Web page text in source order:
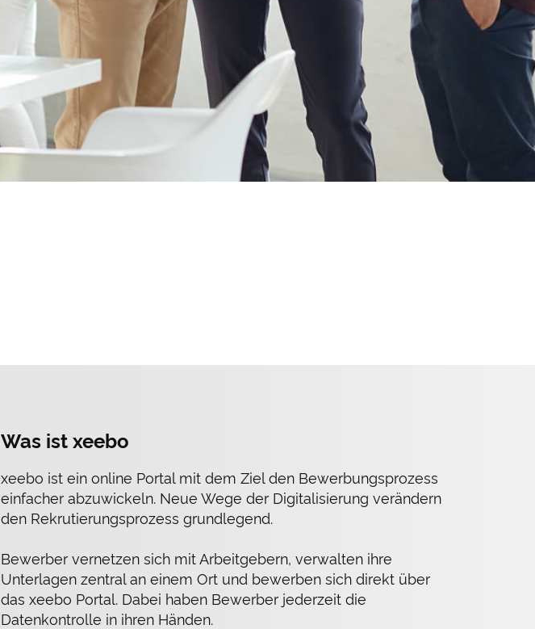
Was ist xeebo
xeebo ist ein online Portal mit dem Ziel den Bewerbungsprozess
einfacher abzuwickeln. Neue Wege der Digitalisierung verändern
den Rekrutierungsprozess grundlegend.
Bewerber vernetzen sich mit Arbeitgebern, verwalten ihre
Unterlagen zentral an einem Ort und bewerben sich direkt über
das xeebo Portal. Dabei haben Bewerber jederzeit die
Datenkontrolle in ihren Händen.